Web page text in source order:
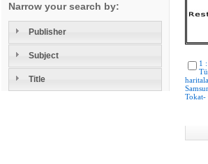
Narrow your search by:
Publisher
Subject
Title
1
Tokat-